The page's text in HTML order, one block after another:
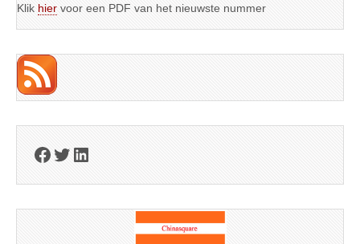
Klik hier voor een PDF van het nieuwste nummer
Facebook
Twitter
LinkedIn